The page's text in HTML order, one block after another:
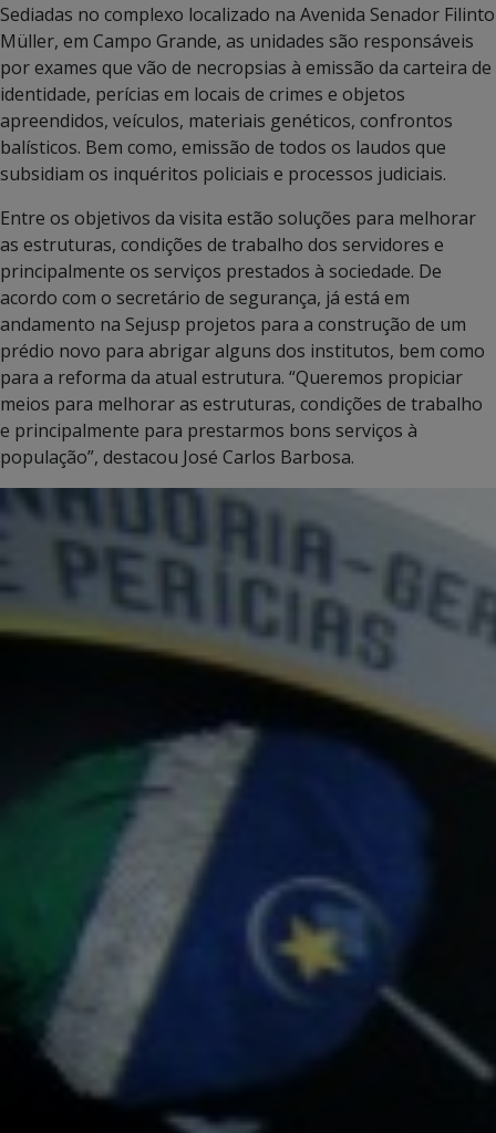
Sediadas no complexo localizado na Avenida Senador Filinto
Müller, em Campo Grande, as unidades são responsáveis
por exames que vão de necropsias à emissão da carteira de
identidade, perícias em locais de crimes e objetos
apreendidos, veículos, materiais genéticos, confrontos
balísticos. Bem como, emissão de todos os laudos que
subsidiam os inquéritos policiais e processos judiciais.
Entre os objetivos da visita estão soluções para melhorar
as estruturas, condições de trabalho dos servidores e
principalmente os serviços prestados à sociedade. De
acordo com o secretário de segurança, já está em
andamento na Sejusp projetos para a construção de um
prédio novo para abrigar alguns dos institutos, bem como
para a reforma da atual estrutura. “Queremos propiciar
meios para melhorar as estruturas, condições de trabalho
e principalmente para prestarmos bons serviços à
população”, destacou José Carlos Barbosa.